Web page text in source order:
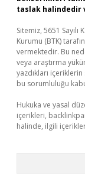
taslak halindedir
Sitemiz, 5651
Kurumu (BTK)
vermektedir. Bu
veya araştırma
yazdıkları
bu sorumluluğu
Hukuka ve yasal
içerikleri,
halinde, ilgili